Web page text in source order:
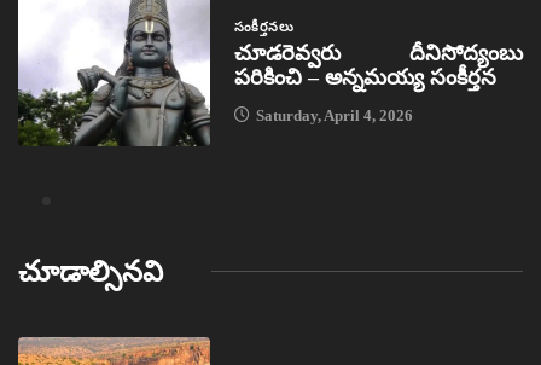
సంకీర్తనలు
చూడరెవ్వరు దీనిసోద్యంబు
పరికించి – అన్నమయ్య సంకీర్తన
Saturday, April 4, 2026
చూడాల్సినవి